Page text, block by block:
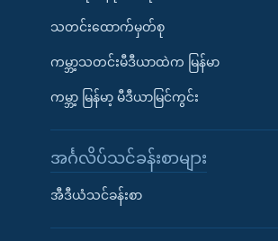
သတင်းထောက်မှတ်စု
ကမ္ဘာ့သတင်းမီဒီယာထဲက မြန်မာ
ကမ္ဘာ့ မြန်မာ့ မီဒီယာမြင်ကွင်း
အင်္ဂလိပ်သင်ခန်းစာများ
အီဒီယံသင်ခန်းစာ